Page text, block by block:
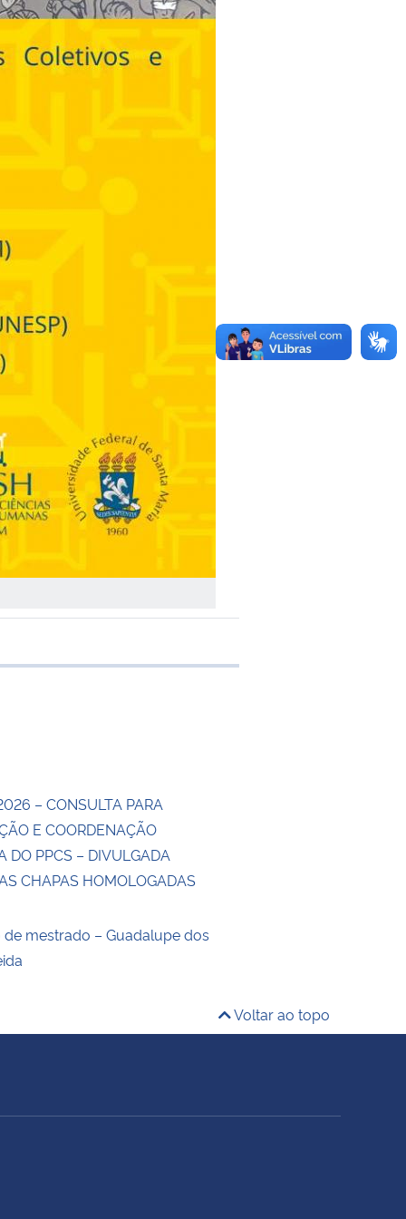
transferência
– CONSULTA PARA
E COORDENAÇÃO
DO PPCS – DIVULGADA
CHAPAS HOMOLOGADAS
mestrado – Guadalupe dos
Voltar ao topo